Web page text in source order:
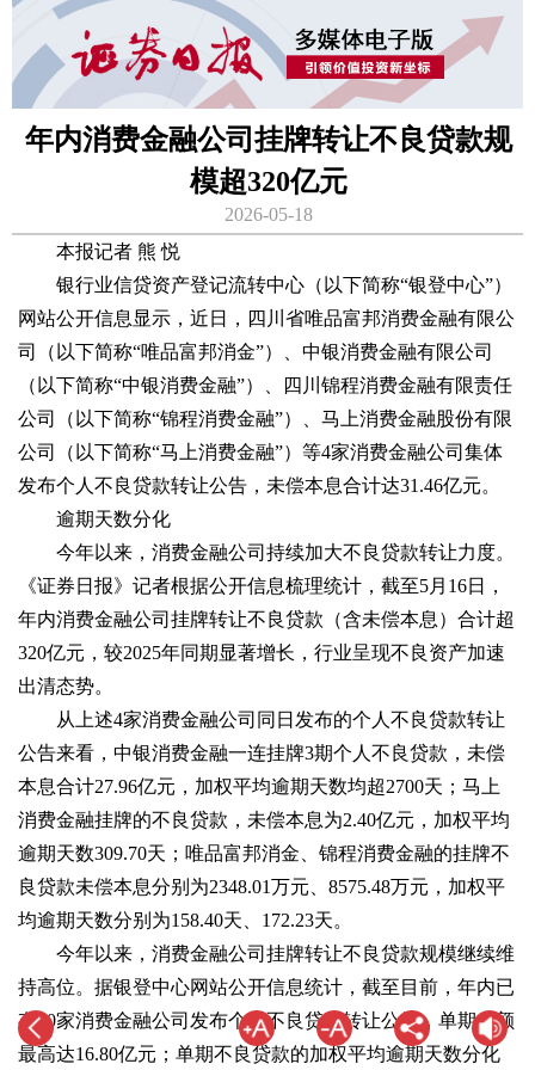
年内消费金融公司挂牌转让不良贷款规
模超320亿元
2026-05-18
本报记者 熊 悦
银行业信贷资产登记流转中心（以下简称“银登中心”）
网站公开信息显示，近日，四川省唯品富邦消费金融有限公
司（以下简称“唯品富邦消金”）、中银消费金融有限公司
（以下简称“中银消费金融”）、四川锦程消费金融有限责任
公司（以下简称“锦程消费金融”）、马上消费金融股份有限
公司（以下简称“马上消费金融”）等4家消费金融公司集体
发布个人不良贷款转让公告，未偿本息合计达31.46亿元。
逾期天数分化
今年以来，消费金融公司持续加大不良贷款转让力度。
《证券日报》记者根据公开信息梳理统计，截至5月16日，
年内消费金融公司挂牌转让不良贷款（含未偿本息）合计超
320亿元，较2025年同期显著增长，行业呈现不良资产加速
出清态势。
从上述4家消费金融公司同日发布的个人不良贷款转让
公告来看，中银消费金融一连挂牌3期个人不良贷款，未偿
本息合计27.96亿元，加权平均逾期天数均超2700天；马上
消费金融挂牌的不良贷款，未偿本息为2.40亿元，加权平均
逾期天数309.70天；唯品富邦消金、锦程消费金融的挂牌不
良贷款未偿本息分别为2348.01万元、8575.48万元，加权平
均逾期天数分别为158.40天、172.23天。
今年以来，消费金融公司挂牌转让不良贷款规模继续维
持高位。据银登中心网站公开信息统计，截至目前，年内已
有20家消费金融公司发布个人不良贷款转让公告，单期金额
最高达16.80亿元；单期不良贷款的加权平均逾期天数分化